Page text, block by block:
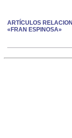
ARTÍCULOS
«FRAN ESPINOSA»